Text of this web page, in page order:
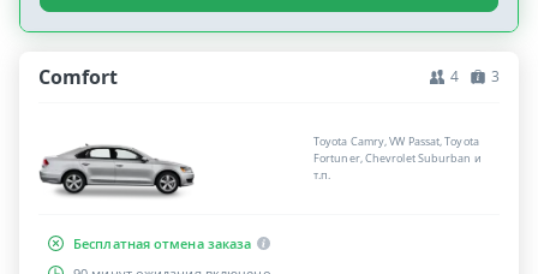
Comfort 4 3
Toyota Camry, VW Passat, Toyota
Fortuner, Chevrolet Suburban и
т.п.
Бесплатная отмена заказа